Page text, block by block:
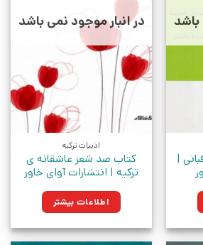
باشد
|
در انبار موجود نمی باشد
ادبیات ترکیه
کتاب صد شعر عاشقانه ی
ترکیه | انتشارات آوای خاور
اطلاعات بیشتر